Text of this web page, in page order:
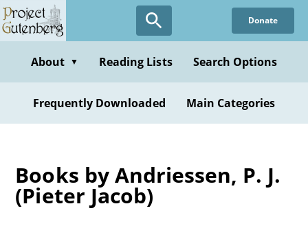
Skip
to
content
Donate
About ▼ Reading Lists Search Options
Frequently Downloaded Main Categories
Books by Andriessen, P. J.
(Pieter Jacob)